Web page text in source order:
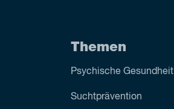
Themen
Psychische Gesundheit
Sucht­prävention